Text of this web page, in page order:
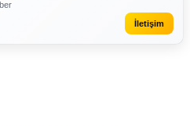
İletişim